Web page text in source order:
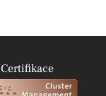
Certifikace